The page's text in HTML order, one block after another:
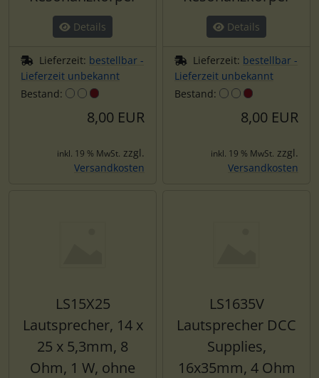
Details
Lieferzeit: bestellbar -
Lieferzeit unbekannt
Bestand:
8,00 EUR
inkl. 19 % MwSt. zzgl.
Versandkosten
Details
Lieferzeit: bestellbar -
Lieferzeit unbekannt
Bestand:
8,00 EUR
inkl. 19 % MwSt. zzgl.
Versandkosten
LS15X25
Lautsprecher, 14 x
25 x 5,3mm, 8
Ohm, 1 W, ohne
LS1635V
Lautsprecher DCC
Supplies,
16x35mm, 4 Ohm